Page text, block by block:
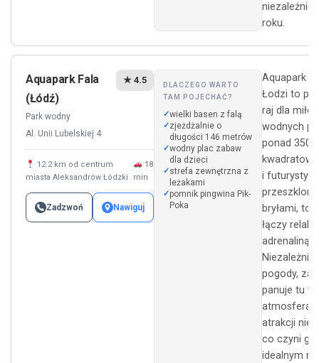
niezależnie
roku.
Aquapark Fala
(Łódź)
Park wodny
Al. Unii Lubelskiej 4
★ 4.5
12.2 km od centrum
miasta Aleksandrów Łódzki
18
min
Zadzwoń Nawiguj
DLACZEGO WARTO
TAM POJECHAĆ?
wielki basen z falą
zjeżdżalnie o
długości 146 metrów
wodny plac zabaw
dla dzieci
strefa zewnętrzna z
leżakami
pomnik pingwina Pik-
Poka
Aquapark
Łodzi to
raj dla
wodnych
ponad
i
bryłami, to
łączy
adrenaliną.
Niezależnie
pogody,
panuje tu
atmosfera,
atrakcji nie
co czyni go
idealnym